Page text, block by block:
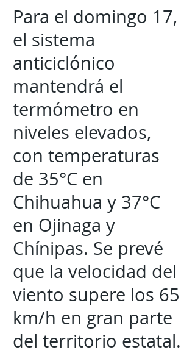
Para el domingo 17,
el sistema
anticiclónico
mantendrá el
termómetro en
niveles elevados,
con temperaturas
de 35°C en
Chihuahua y 37°C
en Ojinaga y
Chínipas. Se prevé
que la velocidad del
viento supere los 65
km/h en gran parte
del territorio estatal.